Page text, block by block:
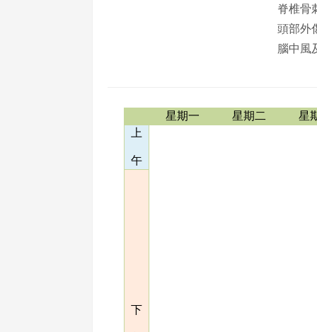
脊椎骨
頭部外
腦中風